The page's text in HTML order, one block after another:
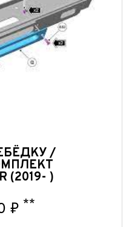
/
(2019- )
₽ **